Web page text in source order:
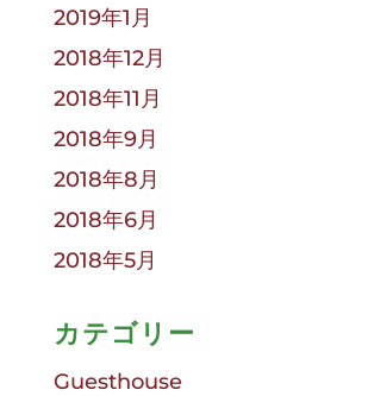
2019年1月
2018年12月
2018年11月
2018年9月
2018年8月
2018年6月
2018年5月
カテゴリー
Guesthouse